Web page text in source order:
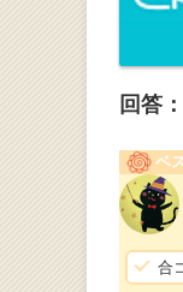
回答：
ベ
合